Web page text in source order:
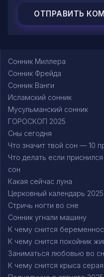
Сонник Миллера
Сонник Фрейда
Сонник Ванги
Исламский сонник
Мусульманский сонник
ГОРОСКОП 2025
Сны сегодня
Что значит твой сон — 10
Что делать если
сон
Какая сейчас луна
Церковный календарь 2025
Стричь ногти во сне
Сонник угнали машину
К чему снится
К чему снится покойник
Заниматься любовью во
К чему снится крыса серая